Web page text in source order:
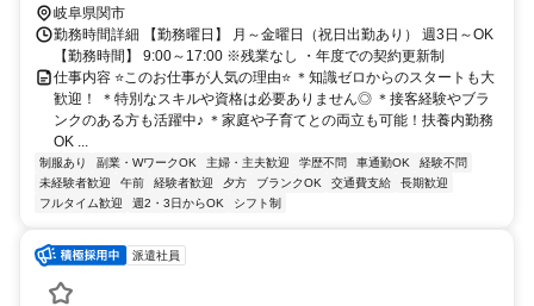
岐阜県関市
勤務時間詳細 【勤務曜日】 月～金曜日（祝日出勤あり） 週3日～OK
【勤務時間】 9:00～17:00 ※残業なし ・年度での契約更新制
仕事内容 ⭐このお仕事が人気の理由⭐ ＊知識ゼロからのスタートも大
歓迎！ ＊特別なスキルや資格は必要ありません◎ ＊接客経験やブラ
ンクのある方も活躍中♪ ＊家庭や子育てとの両立も可能！扶養内勤務
OK ...
制服あり 副業・WワークOK 主婦・主夫歓迎 学歴不問 車通勤OK
経験不問
未経験者歓迎
午前 経験者歓迎 夕方 ブランクOK 交通費支給
長期歓迎
フルタイム歓迎
週2・3日からOK シフト制
派遣社員